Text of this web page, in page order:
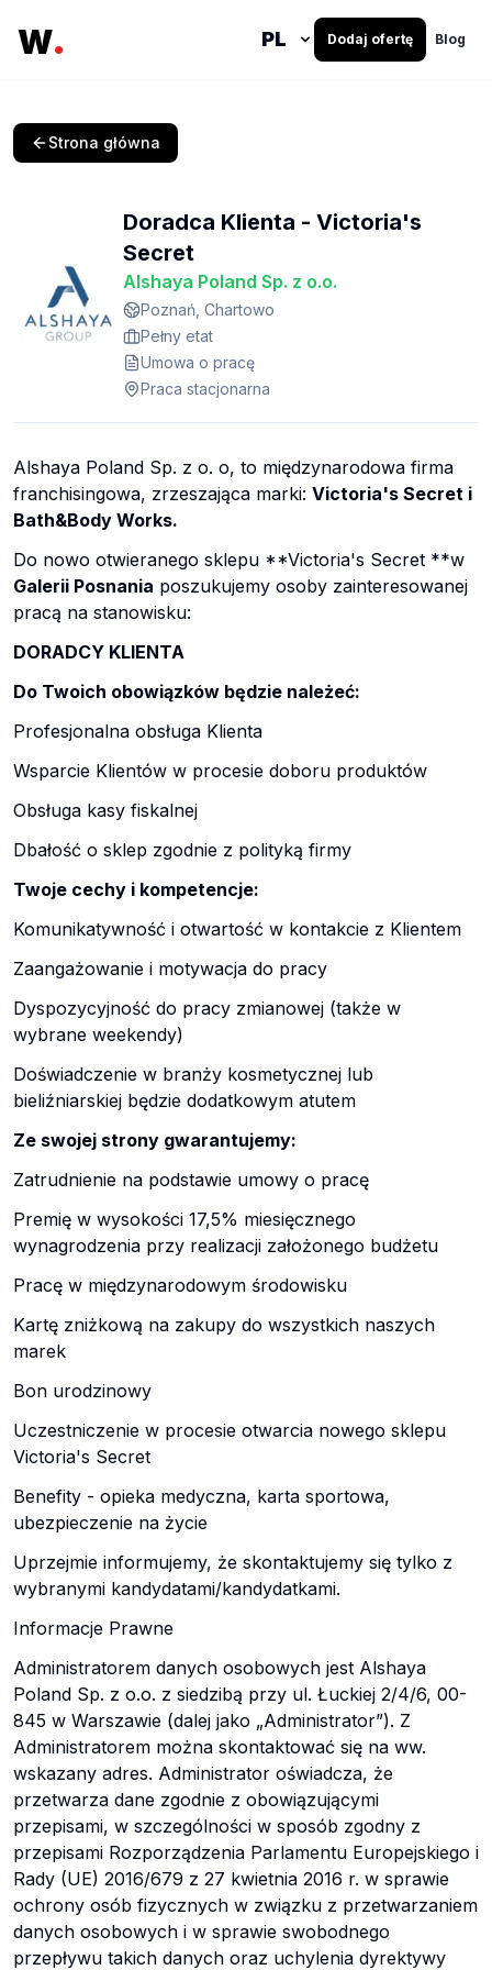
W. Dodaj ofertę Blog
Strona główna
Doradca Klienta - Victoria's
Secret
Alshaya Poland Sp. z o.o.
Poznań, Chartowo
Pełny etat
Umowa o pracę
Praca stacjonarna
Alshaya Poland Sp. z o. o, to międzynarodowa firma
franchisingowa, zrzeszająca marki: Victoria's Secret i
Bath&Body Works.
Do nowo otwieranego sklepu **Victoria's Secret **w
Galerii Posnania poszukujemy osoby zainteresowanej
pracą na stanowisku:
DORADCY KLIENTA
Do Twoich obowiązków będzie należeć:
Profesjonalna obsługa Klienta
Wsparcie Klientów w procesie doboru produktów
Obsługa kasy fiskalnej
Dbałość o sklep zgodnie z polityką firmy
Twoje cechy i kompetencje:
Komunikatywność i otwartość w kontakcie z Klientem
Zaangażowanie i motywacja do pracy
Dyspozycyjność do pracy zmianowej (także w
wybrane weekendy)
Doświadczenie w branży kosmetycznej lub
bieliźniarskiej będzie dodatkowym atutem
Ze swojej strony gwarantujemy:
Zatrudnienie na podstawie umowy o pracę
Premię w wysokości 17,5% miesięcznego
wynagrodzenia przy realizacji założonego budżetu
Pracę w międzynarodowym środowisku
Kartę zniżkową na zakupy do wszystkich naszych
marek
Bon urodzinowy
Uczestniczenie w procesie otwarcia nowego sklepu
Victoria's Secret
Benefity - opieka medyczna, karta sportowa,
ubezpieczenie na życie
Uprzejmie informujemy, że skontaktujemy się tylko z
wybranymi kandydatami/kandydatkami.
Informacje Prawne
Administratorem danych osobowych jest Alshaya
Poland Sp. z o.o. z siedzibą przy ul. Łuckiej 2/4/6, 00-
845 w Warszawie (dalej jako „Administrator”). Z
Administratorem można skontaktować się na ww.
wskazany adres. Administrator oświadcza, że
przetwarza dane zgodnie z obowiązującymi
przepisami, w szczególności w sposób zgodny z
przepisami Rozporządzenia Parlamentu Europejskiego i
Rady (UE) 2016/679 z 27 kwietnia 2016 r. w sprawie
ochrony osób fizycznych w związku z przetwarzaniem
danych osobowych i w sprawie swobodnego
przepływu takich danych oraz uchylenia dyrektywy